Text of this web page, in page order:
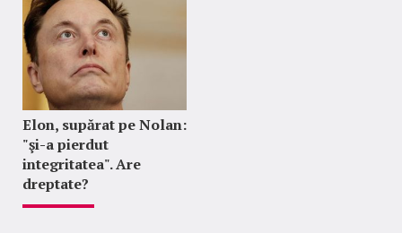
Elon, supărat pe Nolan:
"şi-a pierdut
integritatea". Are
dreptate?